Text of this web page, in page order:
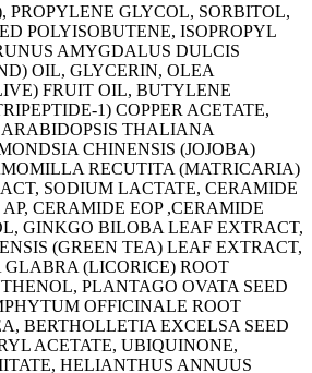
PROPYLENE GLYCOL, SORBITOL,
POLYISOBUTENE, ISOPROPYL
AMYGDALUS DULCIS
OIL, GLYCERIN, OLEA
FRUIT OIL, BUTYLENE
1) COPPER ACETATE,
THALIANA
CHINENSIS (JOJOBA)
RECUTITA (MATRICARIA)
SODIUM LACTATE, CERAMIDE
CERAMIDE EOP ,CERAMIDE
GINKGO BILOBA LEAF EXTRACT,
(GREEN TEA) LEAF EXTRACT,
(LICORICE) ROOT
PLANTAGO OVATA SEED
OFFICINALE ROOT
BERTHOLLETIA EXCELSA SEED
ACETATE, UBIQUINONE,
HELIANTHUS ANNUUS